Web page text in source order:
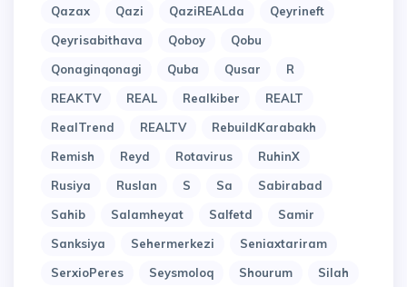
Qazax
Qazi QaziREALda
Qeyrineft
Qeyrisabithava
Qoboy
Qobu
Qonaginqonagi
Quba Qusar
R
REAKTV
REAL Realkiber
REALT
RealTrend
REALTV
RebuildKarabakh
Remish
Reyd Rotavirus
RuhinX
Rusiya
Ruslan S Sa
Sabirabad
Sahib
Salamheyat Salfetd
Samir
Sanksiya
Sehermerkezi
Seniaxtariram
SerxioPeres
Seysmoloq Shourum
Silah